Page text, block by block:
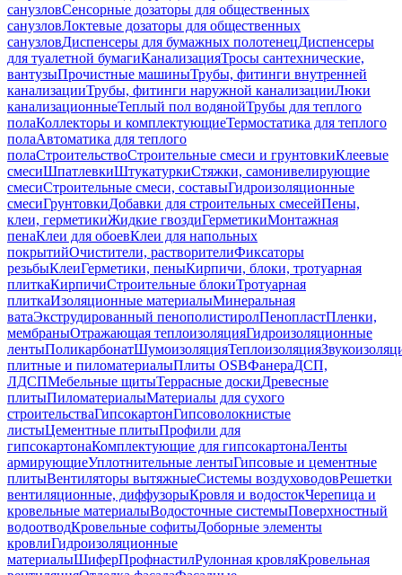
санузловСенсорные дозаторы для общественных
санузловЛоктевые дозаторы для общественных
санузловДиспенсеры для бумажных полотенецДиспенсеры
для туалетной бумагиКанализацияТросы сантехнические,
вантузыПрочистные машиныТрубы, фитинги внутренней
канализацииТрубы, фитинги наружной канализацииЛюки
канализационныеТеплый пол водянойТрубы для теплого
полаКоллекторы и комплектующиеТермостатика для теплого
полаАвтоматика для теплого
полаСтроительствоСтроительные смеси и грунтовкиКлеевые
смесиШпатлевкиШтукатуркиСтяжки, самонивелирующие
смесиСтроительные смеси, составыГидроизоляционные
смесиГрунтовкиДобавки для строительных смесейПены,
клеи, герметикиЖидкие гвоздиГерметикиМонтажная
пенаКлеи для обоевКлеи для напольных
покрытийОчистители, растворителиФиксаторы
резьбыКлеиГерметики, пеныКирпичи, блоки, тротуарная
плиткаКирпичиСтроительные блокиТротуарная
плиткаИзоляционные материалыМинеральная
ватаЭкструдированный пенополистиролПенопластПленки,
мембраныОтражающая теплоизоляцияГидроизоляционные
лентыПоликарбонатШумоизоляцияТеплоизоляция
плитные и пиломатериалыПлиты OSBФанераДСП,
ЛДСПМебельные щитыТеррасные доскиДревесные
плитыПиломатериалыМатериалы для сухого
строительстваГипсокартонГипсоволокнистые
листыЦементные плитыПрофили для
гипсокартонаКомплектующие для гипсокартонаЛенты
армирующиеУплотнительные лентыГипсовые и цементные
плитыВентиляторы вытяжныеСистемы воздуховодовРешетки
вентиляционные, диффузорыКровля и водостокЧерепица и
кровельные материалыВодосточные системыПоверхностный
водоотводКровельные софитыДоборные элементы
кровлиГидроизоляционные
материалыШиферПрофнастилРулонная кровляКровельная